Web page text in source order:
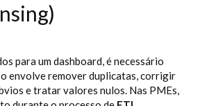
para um dashboard, é necessário
envolve remover duplicatas, corrigir
e tratar valores nulos. Nas PMEs,